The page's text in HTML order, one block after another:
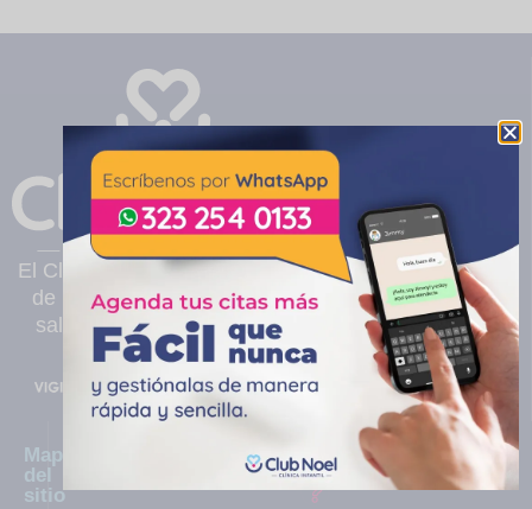
El Club Noel es una clínica infantil privada sin ánimo
de lucro, ubicada en Cali, que presta servicios de
salud pediátricos de mediana y alta complejidad.
Mapa
del
sitio
Contáctenos: